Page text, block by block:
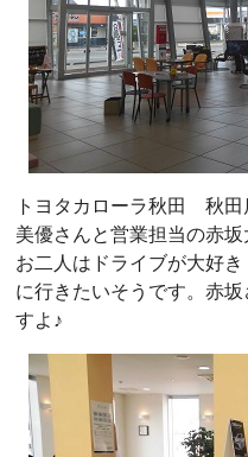
トヨタカローラ秋田 秋
美優さんと営業担当の赤坂
お二人はドライブが大好
に行きたいそうです。赤
すよ♪